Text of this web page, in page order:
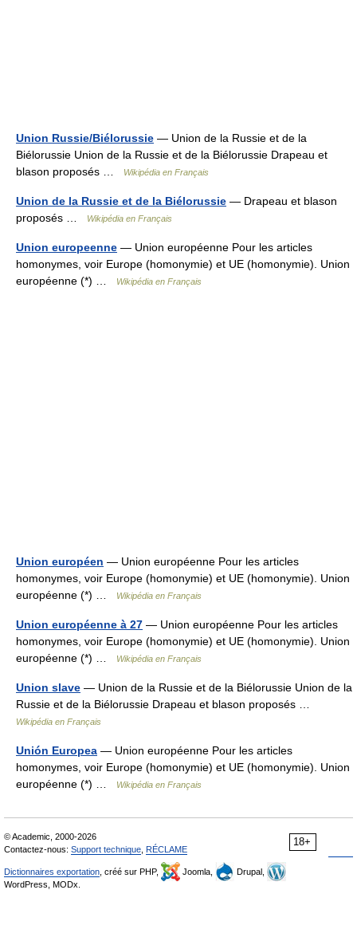
Union Russie/Biélorussie — Union de la Russie et de la
Biélorussie Union de la Russie et de la Biélorussie Drapeau et
blason proposés …
Wikipédia en Français
Union de la Russie et de la Biélorussie — Drapeau et blason
proposés …
Wikipédia en Français
Union europeenne — Union européenne Pour les articles
homonymes, voir Europe (homonymie) et UE (homonymie). Union
européenne (*) …
Wikipédia en Français
Union européen — Union européenne Pour les articles
homonymes, voir Europe (homonymie) et UE (homonymie). Union
européenne (*) …
Wikipédia en Français
Union européenne à 27 — Union européenne Pour les articles
homonymes, voir Europe (homonymie) et UE (homonymie). Union
européenne (*) …
Wikipédia en Français
Union slave — Union de la Russie et de la Biélorussie Union de la
Russie et de la Biélorussie Drapeau et blason proposés …
Wikipédia en Français
Unión Europea — Union européenne Pour les articles
homonymes, voir Europe (homonymie) et UE (homonymie). Union
européenne (*) …
Wikipédia en Français
18+
© Academic, 2000-2026
Contactez-nous: Support technique RÉCLAME
Dictionnaires exportation , créé sur PHP, Joomla,
Drupal,
WordPress, MODx.